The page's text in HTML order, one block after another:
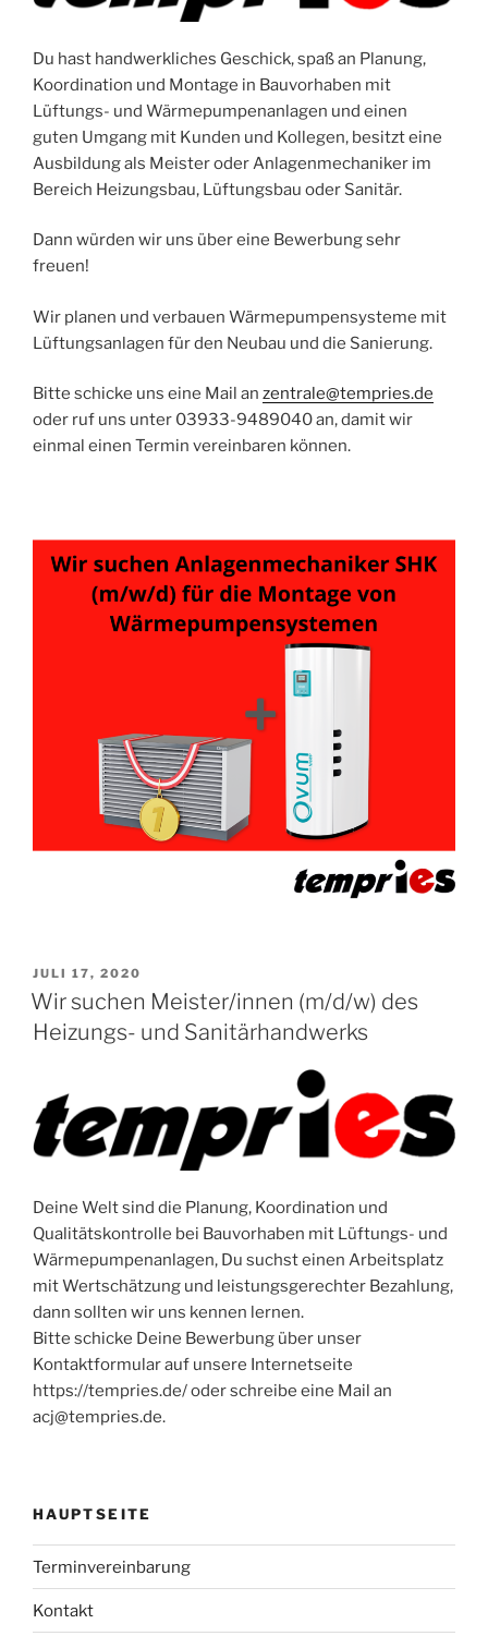
Du hast handwerkliches Geschick, spaß an Planung,
Koordination und Montage in Bauvorhaben mit
Lüftungs- und Wärmepumpenanlagen und einen
guten Umgang mit Kunden und Kollegen, besitzt eine
Ausbildung als Meister oder Anlagenmechaniker im
Bereich Heizungsbau, Lüftungsbau oder Sanitär.
Dann würden wir uns über eine Bewerbung sehr
freuen!
Wir planen und verbauen Wärmepumpensysteme mit
Lüftungsanlagen für den Neubau und die Sanierung.
Bitte schicke uns eine Mail an zentrale@tempries.de
oder ruf uns unter 03933-9489040 an, damit wir
einmal einen Termin vereinbaren können.
VERÖFFENTLICHT
AM
JULI 17, 2020
Wir suchen Meister/innen (m/d/w) des
Heizungs- und Sanitärhandwerks
Deine Welt sind die Planung, Koordination und
Qualitätskontrolle bei Bauvorhaben mit Lüftungs- und
Wärmepumpenanlagen, Du suchst einen Arbeitsplatz
mit Wertschätzung und leistungsgerechter Bezahlung,
dann sollten wir uns kennen lernen.
Bitte schicke Deine Bewerbung über unser
Kontaktformular auf unsere Internetseite
https://tempries.de/ oder schreibe eine Mail an
acj@tempries.de.
HAUPTSEITE
Terminvereinbarung
Kontakt